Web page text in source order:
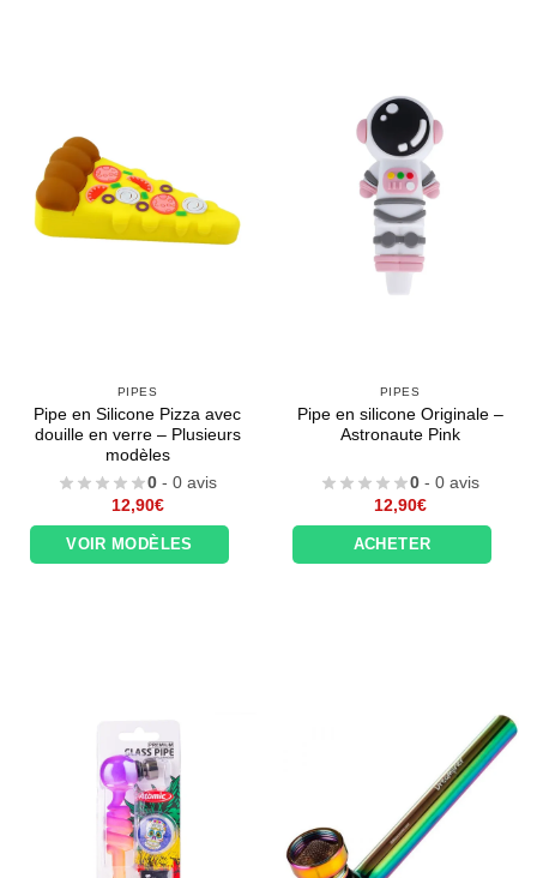
PIPES
Pipe en Silicone Pizza avec
douille en verre – Plusieurs
modèles
0 - 0 avis
12,90€
VOIR MODÈLES
PIPES
Pipe en silicone Originale –
Astronaute Pink
0 - 0 avis
12,90€
ACHETER